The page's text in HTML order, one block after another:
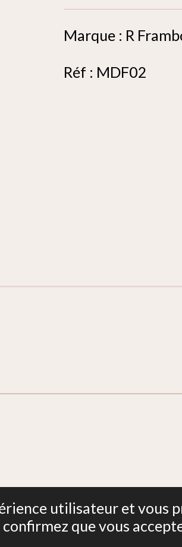
utilisateur et vous
que vous
Marque : R
Réf : MDF02